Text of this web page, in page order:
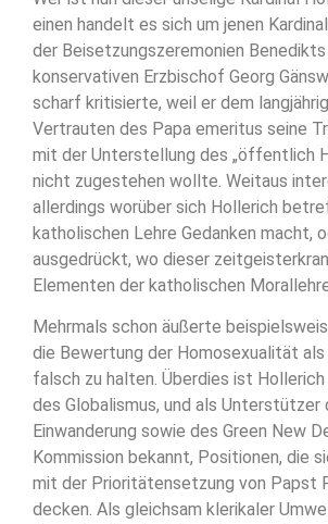
einen handelt es sich um jenen
der Beisetzungszeremonien Benedikts
konservativen Erzbischof Georg
scharf kritisierte, weil er dem
Vertrauten des Papa emeritus seine
mit der Unterstellung des „öffentlich
nicht zugestehen wollte. Weitaus
allerdings worüber sich Hollerich
katholischen Lehre Gedanken macht,
ausgedrückt, wo dieser
Elementen der katholischen
Mehrmals schon äußerte
die Bewertung der Homosexualität
falsch zu halten. Überdies ist
des Globalismus, und als Unterstützer
Einwanderung sowie des Green New
Kommission bekannt, Positionen, die
mit der Prioritätensetzung von Papst
decken. Als gleichsam klerikaler